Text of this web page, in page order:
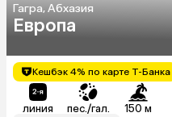
Гагра, Абхазия
Европа
Кешбэк 4% по карте Т-Банка
линия пес./гал. 150 м